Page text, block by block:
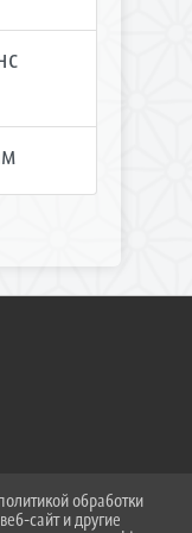
обработки
сайт и другие